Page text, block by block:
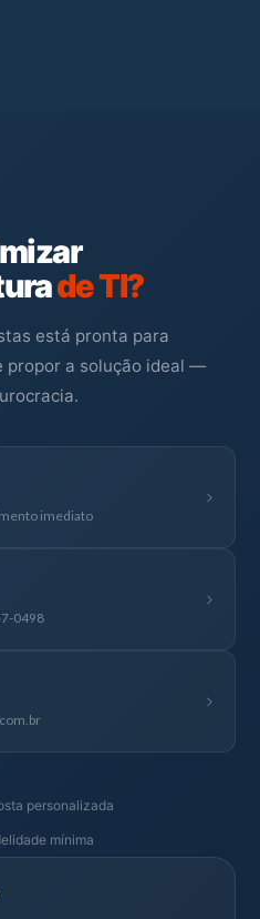
de TI?
está pronta para
propor a solução ideal —
imediato
0498
personalizada
mínima